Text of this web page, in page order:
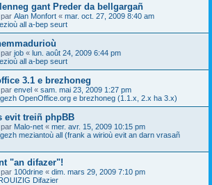
gant Preder da bellgargañ
Alan Monfort « mar. oct. 27, 2009 8:40 am
all a-bep seurt
job « lun. août 24, 2009 6:44 pm
all a-bep seurt
3.1 e brezhoneg
envel « sam. mai 23, 2009 1:27 pm
OpenOffice.org e brezhoneg (1.1.x, 2.x ha 3.x)
evit treiñ phpBB
Malo-net « mer. avr. 15, 2009 10:15 pm
meziantoù all (frank a wirioù evit an darn vrasañ
"an difazer"!
100drine « dim. mars 29, 2009 7:10 pm
Difazier